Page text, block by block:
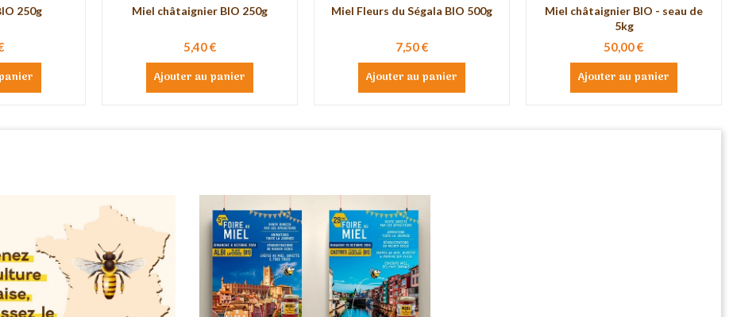
250g Miel châtaignier BIO 250g
5,40 €
Ajouter au panier
Miel Fleurs du Ségala BIO 500g
7,50 €
Ajouter au panier
Miel châtaignier BIO - seau de
5kg
50,00 €
Ajouter au panier